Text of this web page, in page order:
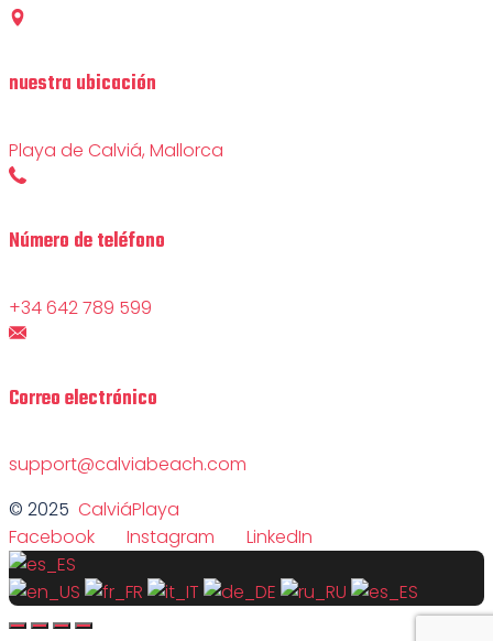
nuestra ubicación
Playa de Calviá, Mallorca
Número de teléfono
+34 642 789 599
Correo electrónico
support@calviabeach.com
© 2025 CalviáPlaya
Facebook
Instagram LinkedIn